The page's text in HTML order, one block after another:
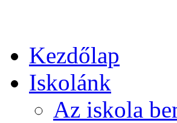
Kezdőlap
Iskolánk
Az iskola